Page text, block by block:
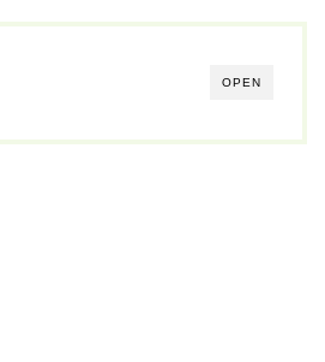
OPEN